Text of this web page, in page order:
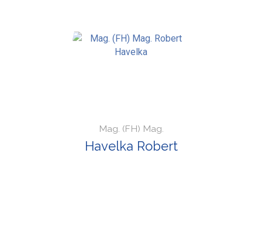
Mag. (FH) Mag.
Havelka Robert